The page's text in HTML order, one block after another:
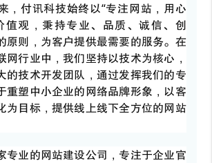
，付讯科技始终以“专注网站，用心
值观，秉持专业、品质、诚信、创
原则，为客户提供最需要的服务。在
网行业中，我们坚持以技术为核心，
的技术开发团队，通过发挥我们的专
重塑中小企业的网络品牌形象，以客
为目标，提供线上线下全方位的网站
专业的网站建设公司，专注于企业官